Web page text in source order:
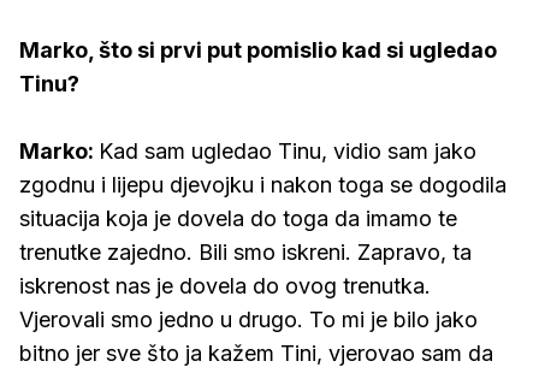
Marko, što si prvi put pomislio kad si ugledao
Tinu?
Marko: Kad sam ugledao Tinu, vidio sam jako
zgodnu i lijepu djevojku i nakon toga se dogodila
situacija koja je dovela do toga da imamo te
trenutke zajedno. Bili smo iskreni. Zapravo, ta
iskrenost nas je dovela do ovog trenutka.
Vjerovali smo jedno u drugo. To mi je bilo jako
bitno jer sve što ja kažem Tini, vjerovao sam da